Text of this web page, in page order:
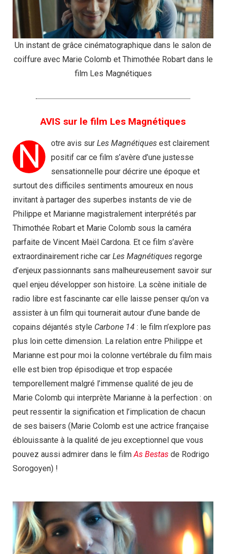
Un instant de grâce cinématographique dans le salon de
coiffure avec Marie Colomb et Thimothée Robart dans le
film Les Magnétiques
AVIS sur le film Les Magnétiques
N otre avis sur Les Magnétiques est clairement
positif car ce film s’avère d’une justesse
sensationnelle pour décrire une époque et
surtout des difficiles sentiments amoureux en nous
invitant à partager des superbes instants de vie de
Philippe et Marianne magistralement interprétés par
Thimothée Robart et Marie Colomb sous la caméra
parfaite de Vincent Maël Cardona. Et ce film s’avère
extraordinairement riche car Les Magnétiques regorge
d’enjeux passionnants sans malheureusement savoir sur
quel enjeu développer son histoire. La scène initiale de
radio libre est fascinante car elle laisse penser qu’on va
assister à un film qui tournerait autour d’une bande de
copains déjantés style Carbone 14 : le film n’explore pas
plus loin cette dimension. La relation entre Philippe et
Marianne est pour moi la colonne vertébrale du film mais
elle est bien trop épisodique et trop espacée
temporellement malgré l’immense qualité de jeu de
Marie Colomb qui interprète Marianne à la perfection : on
peut ressentir la signification et l’implication de chacun
de ses baisers (Marie Colomb est une actrice française
éblouissante à la qualité de jeu exceptionnel que vous
pouvez aussi admirer dans le filmAs Bestas de Rodrigo
Sorogoyen) !